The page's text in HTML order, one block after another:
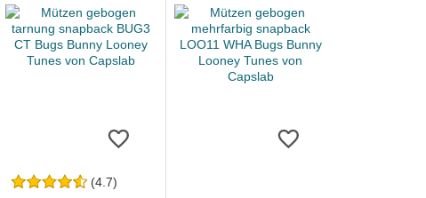
(4.7)